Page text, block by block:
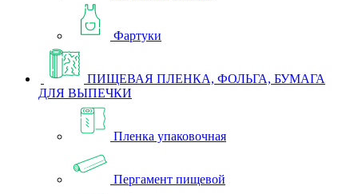
Фартуки
ПИЩЕВАЯ ПЛЕНКА, ФОЛЬГА, БУМАГА
ДЛЯ ВЫПЕЧКИ
Пленка упаковочная
Пергамент пищевой